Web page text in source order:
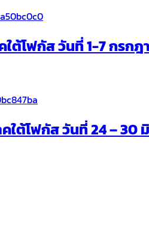
ต้โฟกัส วันที่ 1-7 กรกฎ
ต้โฟกัส วันที่ 24 – 30